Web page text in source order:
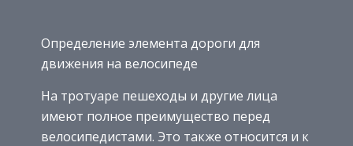
Определение элемента дороги для
движения на велосипеде
На тротуаре пешеходы и другие лица
имеют полное преимущество перед
велосипедистами. Это также относится и к